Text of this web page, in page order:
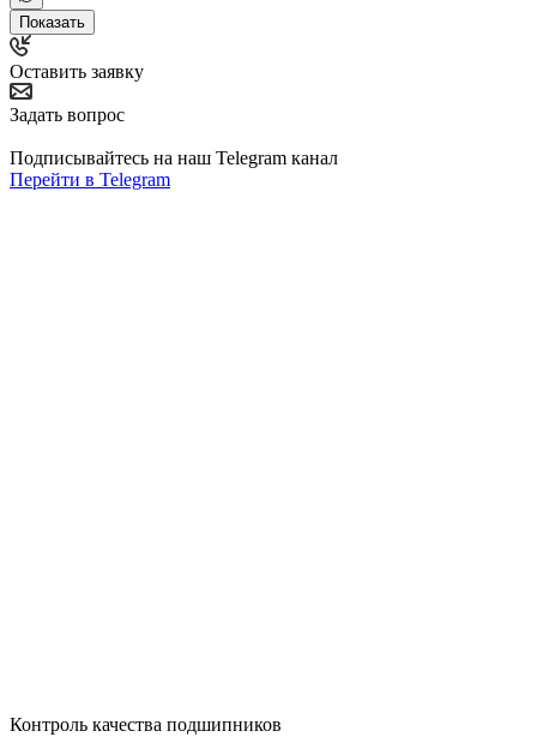
Показать
Оставить заявку
Задать вопрос
Подписывайтесь на наш Telegram канал
Перейти в Telegram
Контроль качества подшипников